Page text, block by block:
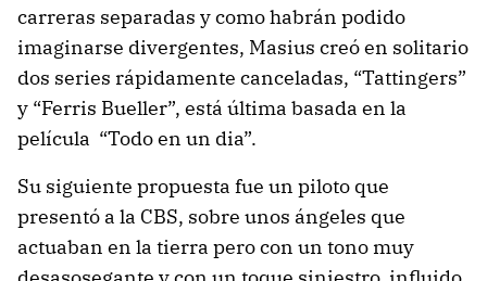
carreras separadas y como habrán podido
imaginarse divergentes, Masius creó en solitario
dos series rápidamente canceladas, “Tattingers”
y “Ferris Bueller”, está última basada en la
película “Todo en un dia”.
Su siguiente propuesta fue un piloto que
presentó a la CBS, sobre unos ángeles que
actuaban en la tierra pero con un tono muy